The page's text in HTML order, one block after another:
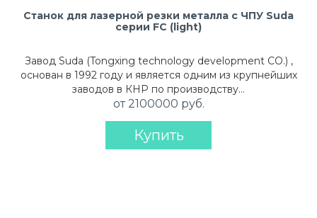
Станок для лазерной резки металла с ЧПУ Suda
серии FC (light)
Завод Suda (Tongxing technology development CO.) ,
основан в 1992 году и является одним из крупнейших
заводов в КНР по производству…
от 2100000 руб.
Купить